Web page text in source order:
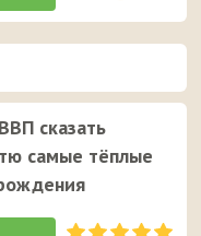
сказать
самые тёплые